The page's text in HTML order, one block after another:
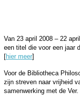
Van 23 april 2008 – 22
een titel die voor een jaar
[hier meer]
Voor de Bibliotheca
zijn streven naar vrijheid
samenwerking met de